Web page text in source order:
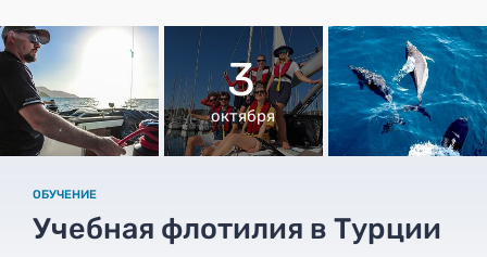
3
октября
ОБУЧЕНИЕ
Учебная флотилия в Турции